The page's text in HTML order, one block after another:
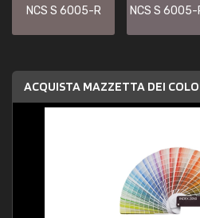
NCS S 6005-R NCS S
ACQUISTA MAZZETTA DEI